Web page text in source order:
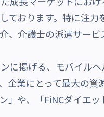
ております。特に注力
、介護士の派遣サービ
に掲げる、モバイル
企業にとって最大の資
や、「FiNCダイエッ